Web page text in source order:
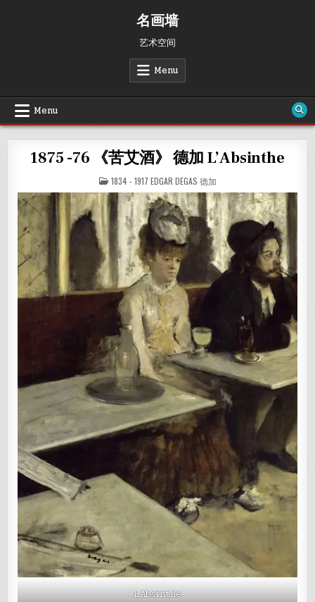
名画墙
艺术空间
Menu
Menu
1875 -76 《苦艾酒》 德加 L’Absinthe
POSTED
IN
1834 - 1917 EDGAR DEGAS 德加
LAbsinthe